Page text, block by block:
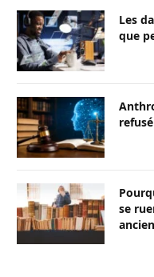
Les
que
se